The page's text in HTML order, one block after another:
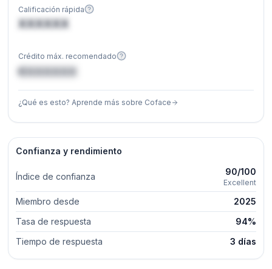
Calificación rápida
XXXXXX
Crédito máx. recomendado
€XXXXXX
¿Qué es esto? Aprende más sobre Coface
Confianza y rendimiento
Índice de confianza 90/100
Excellent
Miembro desde
2025
Tasa de respuesta
94%
Tiempo de respuesta
3 días